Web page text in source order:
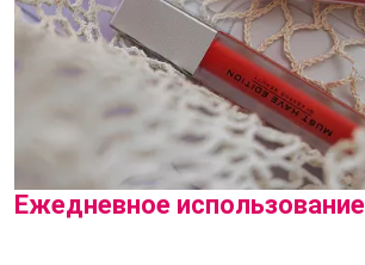
Ежедневное использование